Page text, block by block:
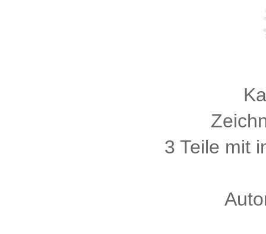
3 Teile mit